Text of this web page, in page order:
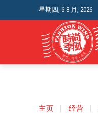
星期四, 6 8 月, 2026
主页 经营